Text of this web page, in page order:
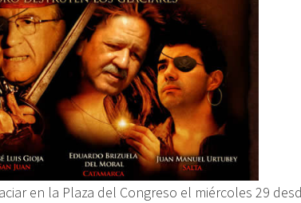
en la Plaza del Congreso el miércoles 29